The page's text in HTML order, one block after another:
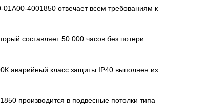
4001850 отвечает всем требованиям к
составляет 50 000 часов без потери
аварийный класс защиты IP40 выполнен из
производится в подвесные потолки типа